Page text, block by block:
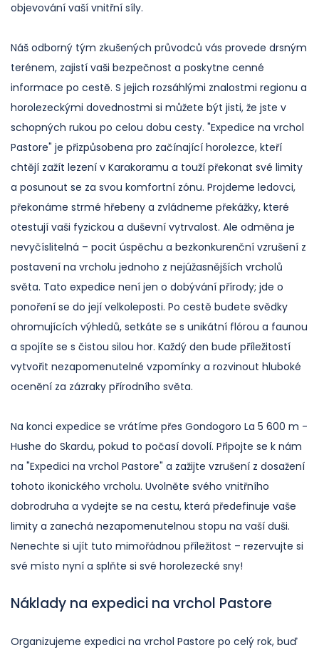
objevování vaší vnitřní síly.
Náš odborný tým zkušených průvodců vás provede drsným
terénem, zajistí vaši bezpečnost a poskytne cenné
informace po cestě. S jejich rozsáhlými znalostmi regionu a
horolezeckými dovednostmi si můžete být jisti, že jste v
schopných rukou po celou dobu cesty. "Expedice na vrchol
Pastore" je přizpůsobena pro začínající horolezce, kteří
chtějí zažít lezení v Karakoramu a touží překonat své limity
a posunout se za svou komfortní zónu. Projdeme ledovci,
překonáme strmé hřebeny a zvládneme překážky, které
otestují vaši fyzickou a duševní vytrvalost. Ale odměna je
nevyčíslitelná – pocit úspěchu a bezkonkurenční vzrušení z
postavení na vrcholu jednoho z nejúžasnějších vrcholů
světa. Tato expedice není jen o dobývání přírody; jde o
ponoření se do její velkoleposti. Po cestě budete svědky
ohromujících výhledů, setkáte se s unikátní flórou a faunou
a spojíte se s čistou silou hor. Každý den bude příležitostí
vytvořit nezapomenutelné vzpomínky a rozvinout hluboké
ocenění za zázraky přírodního světa.
Na konci expedice se vrátíme přes Gondogoro La 5 600 m -
Hushe do Skardu, pokud to počasí dovolí. Připojte se k nám
na "Expedici na vrchol Pastore" a zažijte vzrušení z dosažení
tohoto ikonického vrcholu. Uvolněte svého vnitřního
dobrodruha a vydejte se na cestu, která předefinuje vaše
limity a zanechá nezapomenutelnou stopu na vaší duši.
Nenechte si ujít tuto mimořádnou příležitost – rezervujte si
své místo nyní a splňte si své horolezecké sny!
Náklady na expedici na vrchol Pastore
Organizujeme expedici na vrchol Pastore po celý rok, buď